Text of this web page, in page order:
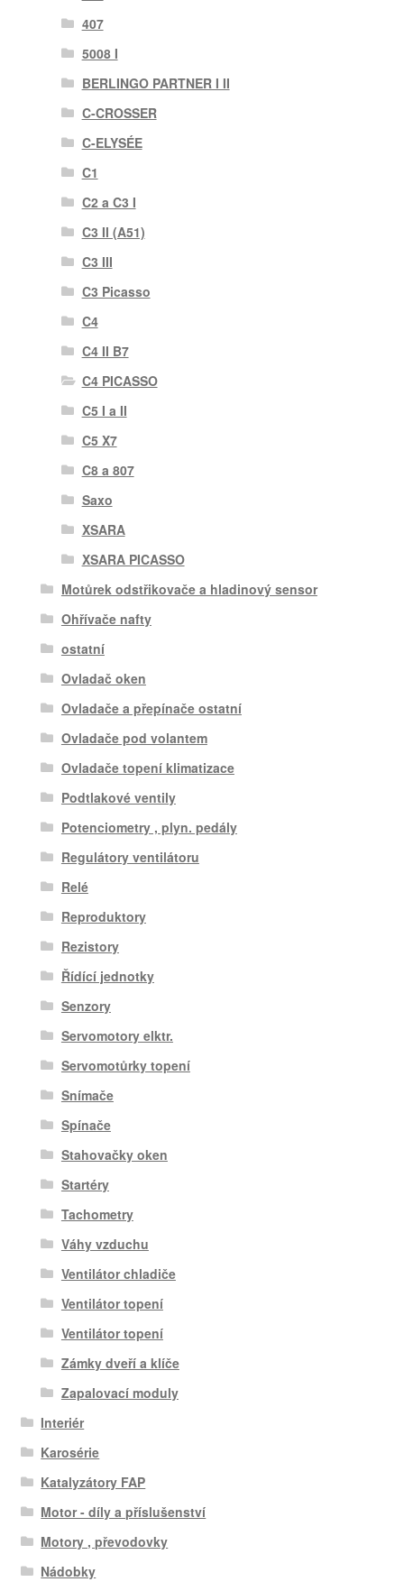
407
5008 I
BERLINGO PARTNER I II
C-CROSSER
C-ELYSÉE
C1
C2 a C3 I
C3 II (A51)
C3 III
C3 Picasso
C4
C4 II B7
C4 PICASSO
C5 I a II
C5 X7
C8 a 807
Saxo
XSARA
XSARA PICASSO
Motůrek odstřikovače a hladinový sensor
Ohřívače nafty
ostatní
Ovladač oken
Ovladače a přepínače ostatní
Ovladače pod volantem
Ovladače topení klimatizace
Podtlakové ventily
Potenciometry , plyn. pedály
Regulátory ventilátoru
Relé
Reproduktory
Rezistory
Řídící jednotky
Senzory
Servomotory elktr.
Servomotůrky topení
Snímače
Spínače
Stahovačky oken
Startéry
Tachometry
Váhy vzduchu
Ventilátor chladiče
Ventilátor topení
Ventilátor topení
Zámky dveří a klíče
Zapalovací moduly
Interiér
Karosérie
Katalyzátory FAP
Motor - díly a příslušenství
Motory , převodovky
Nádobky